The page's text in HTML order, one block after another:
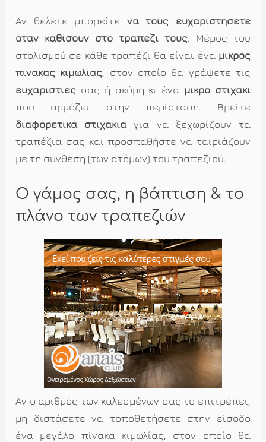
Αν θέλετε μπορείτε να τους ευχαριστήσετε
όταν καθίσουν στο τραπέζι τους. Μέρος του
στολισμού σε κάθε τραπέζι θα είναι ένα μικρός
πίνακας κιμωλίας, στον οποίο θα γράψετε τις
ευχαριστίες σας ή ακόμη κι ένα μικρό στιχάκι
που αρμόζει στην περίσταση. Βρείτε
διαφορετικά στιχάκια για να ξεχωρίζουν τα
τραπέζια σας και προσπαθήστε να ταιριάζουν
με τη σύνθεση (των ατόμων) του τραπεζιού.
Ο γάμος σας, η βάπτιση & το
πλάνο των τραπεζιών
Αν ο αριθμός των καλεσμένων σας το επιτρέπει,
μη διστάσετε να τοποθετήσετε στην είσοδο
ένα μεγάλο πίνακα κιμωλίας, στον οποίο θα